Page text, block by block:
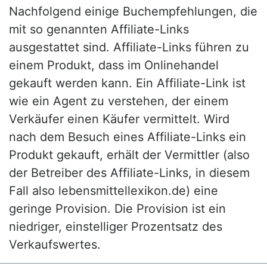
Nachfolgend einige Buchempfehlungen, die
mit so genannten Affiliate-Links
ausgestattet sind. Affiliate-Links führen zu
einem Produkt, dass im Onlinehandel
gekauft werden kann. Ein Affiliate-Link ist
wie ein Agent zu verstehen, der einem
Verkäufer einen Käufer vermittelt. Wird
nach dem Besuch eines Affiliate-Links ein
Produkt gekauft, erhält der Vermittler (also
der Betreiber des Affiliate-Links, in diesem
Fall also lebensmittellexikon.de) eine
geringe Provision. Die Provision ist ein
niedriger, einstelliger Prozentsatz des
Verkaufswertes.